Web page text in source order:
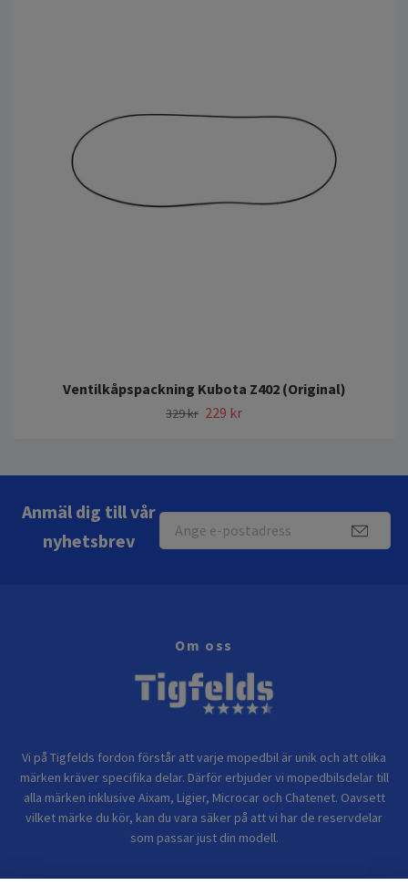
Ventilkåpspackning Kubota Z402 (Original)
329 kr 229 kr
Anmäl dig till vår
nyhetsbrev
Om oss
Vi på Tigfelds fordon förstår att varje mopedbil är unik och att olika
märken kräver specifika delar. Därför erbjuder vi mopedbilsdelar till
alla märken inklusive Aixam, Ligier, Microcar och Chatenet. Oavsett
vilket märke du kör, kan du vara säker på att vi har de reservdelar
som passar just din modell.